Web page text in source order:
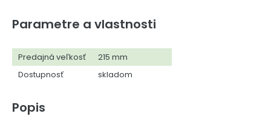
Parametre a vlastnosti
Predajná veľkosť
215 mm
Dostupnosť
skladom
Popis